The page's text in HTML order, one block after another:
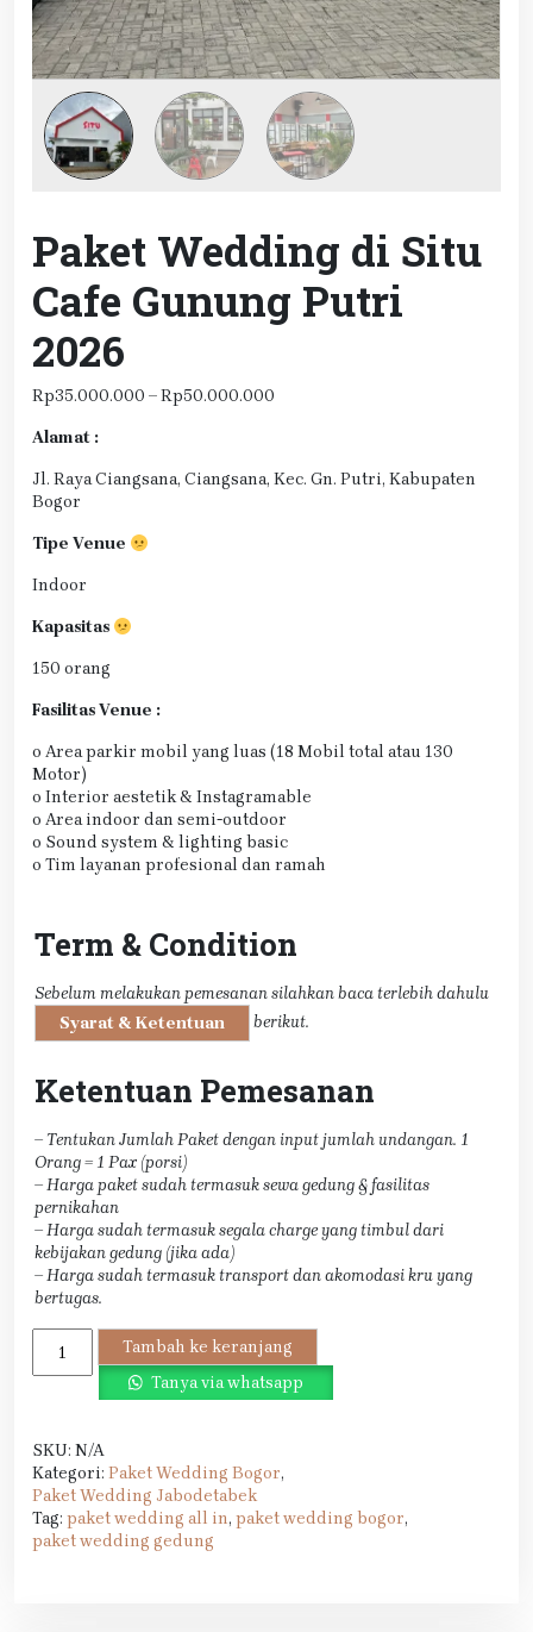
Paket Wedding di Situ
Cafe Gunung Putri
2026
Rp35.000.000 –Rp50.000.000
Rp50.000.000
Alamat :
Jl. Raya Ciangsana, Ciangsana, Kec. Gn. Putri, Kabupaten
Bogor
Tipe Venue
Indoor
Kapasitas
150 orang
Fasilitas Venue :
o Area parkir mobil yang luas (18 Mobil total atau 130
Motor)
o Interior aestetik & Instagramable
o Area indoor dan semi-outdoor
o Sound system & lighting basic
o Tim layanan profesional dan ramah
Term & Condition
Sebelum melakukan pemesanan silahkan baca terlebih dahulu
Syarat & Ketentuan
berikut.
Ketentuan Pemesanan
– Tentukan Jumlah Paket dengan input jumlah undangan. 1
Orang = 1 Pax (porsi)
– Harga paket sudah termasuk sewa gedung & fasilitas
pernikahan
– Harga sudah termasuk segala charge yang timbul dari
kebijakan gedung (jika ada)
– Harga sudah termasuk transport dan akomodasi kru yang
bertugas.
Paket
Cafe
Gunung
Putri
2026
Tambah ke keranjang
Tanya via whatsapp
SKU: N/A
Kategori: Paket Wedding Bogor,
Paket Wedding Jabodetabek
Tag: paket wedding all in, paket wedding bogor,
paket wedding gedung